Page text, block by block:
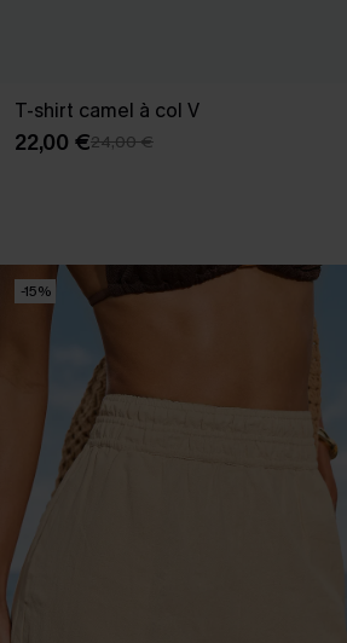
T-shirt camel à col V
22,00 €24,00 €
-15%